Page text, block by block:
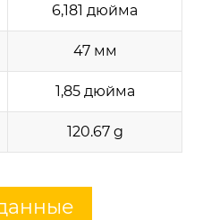
6,181 дюйма
47 мм
1,85 дюйма
120.67 g